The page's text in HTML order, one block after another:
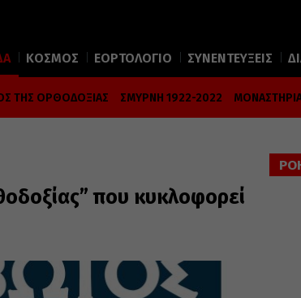
ΚΟΣΜΟΣ ΕΟΡΤΟΛΟΓΙΟ ΣΥΝΕΝΤΕΥΞΕΙΣ
ΤΗΣ ΟΡΘΟΔΟΞΙΑΣ ΣΜΥΡΝΗ 1922-2022
που κυκλοφορεί